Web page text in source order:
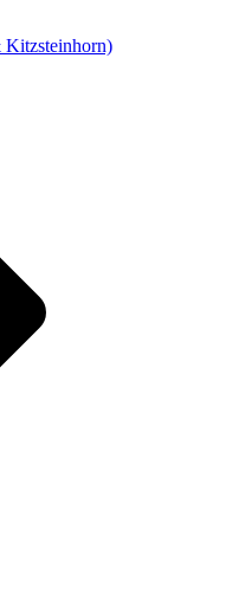
Kitzsteinhorn)